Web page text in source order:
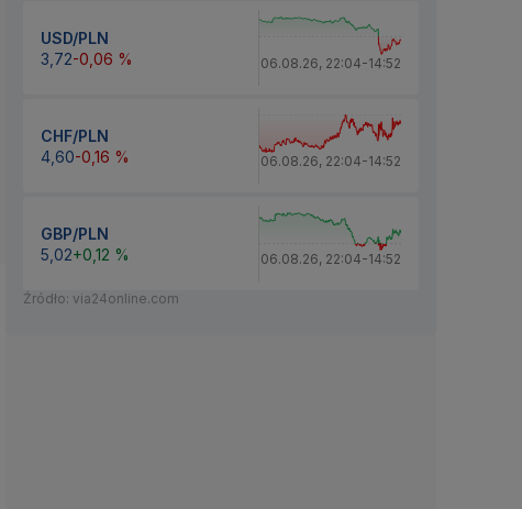
USD/PLN
3,72-0,06 % 06.08.26, 22:04-14:52
CHF/PLN
4,60-0,16 % 06.08.26, 22:04-14:52
GBP/PLN
5,02+0,12 % 06.08.26, 22:04-14:52
Źródło: via24online.com